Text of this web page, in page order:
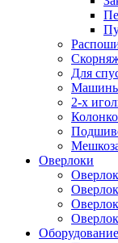
Для
Машины
2-х
Оверлоки